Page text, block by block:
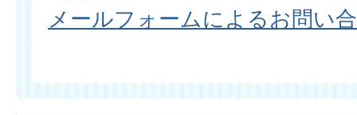
メールフォームによるお問い